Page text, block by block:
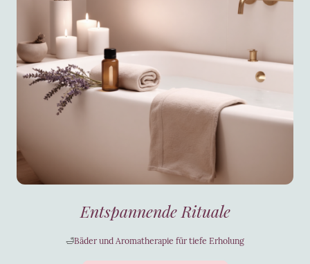
Entspannende Rituale
🛁Bäder und Aromatherapie für tiefe Erholung